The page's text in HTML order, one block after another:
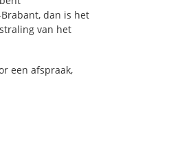
dan is het
van het
een afspraak,